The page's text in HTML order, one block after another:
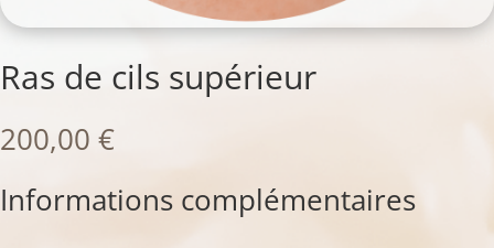
Ras de cils supérieur
200,00 €
Informations complémentaires